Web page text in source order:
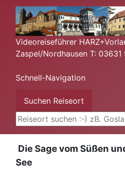
Videoreiseführer
Zaspel/Nordhausen T: 03631
Schnell-Navigation
Suchen Reiseort
Die Sage vom Süßen
See